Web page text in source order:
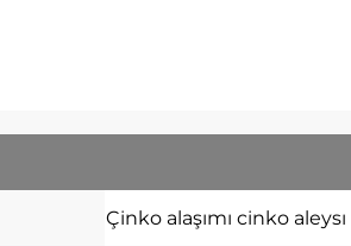
Çinko alaşımı cinko aleysı